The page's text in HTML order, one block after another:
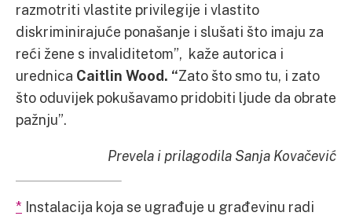
razmotriti vlastite privilegije i vlastito
diskriminirajuće ponašanje i slušati što imaju za
reći žene s invaliditetom”, kaže autorica i
urednica Caitlin Wood. “Zato što smo tu, i zato
što oduvijek pokušavamo pridobiti ljude da obrate
pažnju”.
Prevela i prilagodila Sanja Kovačević
* Instalacija koja se ugrađuje u građevinu radi